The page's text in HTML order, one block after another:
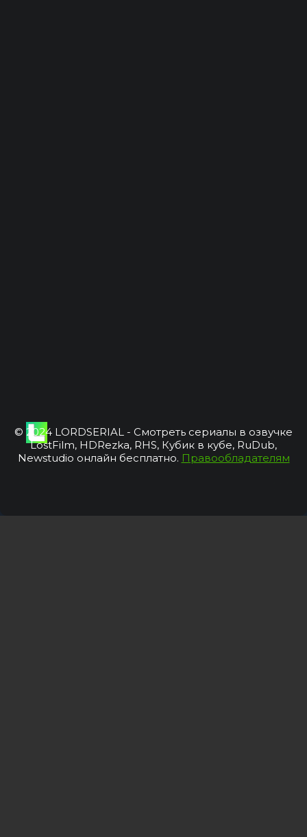
© 2024 LORDSERIAL - Смотреть сериалы в озвучке
LostFilm, HDRezka, RHS, Кубик в кубе, RuDub,
Newstudio онлайн бесплатно. Правообладателям